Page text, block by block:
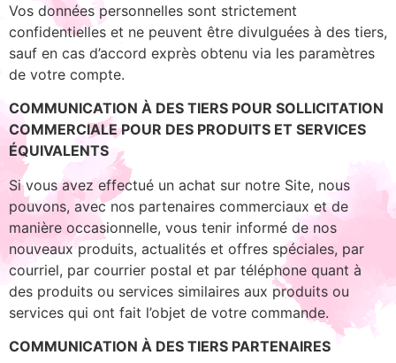
Vos données personnelles sont strictement
confidentielles et ne peuvent être divulguées à des tiers,
sauf en cas d’accord exprès obtenu via les paramètres
de votre compte.
COMMUNICATION À DES TIERS POUR SOLLICITATION
COMMERCIALE POUR DES PRODUITS ET SERVICES
ÉQUIVALENTS
Si vous avez effectué un achat sur notre Site, nous
pouvons, avec nos partenaires commerciaux et de
manière occasionnelle, vous tenir informé de nos
nouveaux produits, actualités et offres spéciales, par
courriel, par courrier postal et par téléphone quant à
des produits ou services similaires aux produits ou
services qui ont fait l’objet de votre commande.
COMMUNICATION À DES TIERS PARTENAIRES